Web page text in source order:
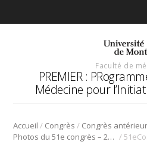
Faculté de
PREMIER :
Médecine pour
Accueil / Congrès / Congrès
Photos du 51e congrès – 2018 /